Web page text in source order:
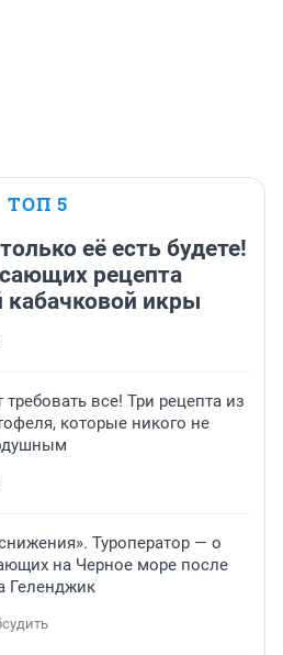
ТОП 5
её есть будете!
рецепта
икры
требовать все! Три рецепта из
которые никого не
Туроператор — о
на Черное море после
Геленджик